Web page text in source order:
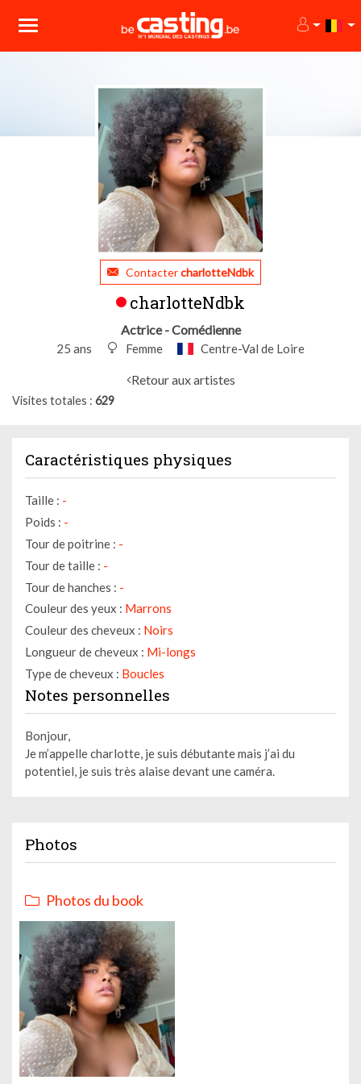
ContactercharlotteNdbk
charlotteNdbk
Actrice - Comédienne
25 ans Femme Centre-Val de Loire
Retour aux artistes
Visites totales 629
Caractéristiques physiques
Taille : -
Poids : -
Tour de poitrine : -
Tour de taille : -
Tour de hanches : -
Couleur des yeux : Marrons
Couleur des cheveux : Noirs
Longueur de cheveux : Mi-longs
Type de cheveux : Boucles
Notes personnelles
Bonjour,
Je m’appelle charlotte, je suis débutante mais j’ai du
potentiel, je suis très alaise devant une caméra.
Photos
Photos du book